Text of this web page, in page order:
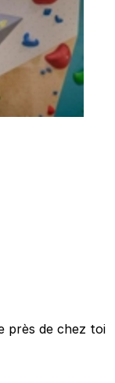
près de chez toi